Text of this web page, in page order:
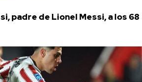
padre de Lionel Messi, a los 68